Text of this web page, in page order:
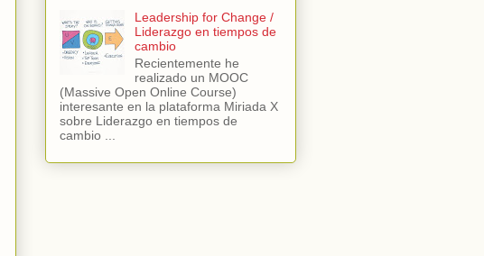
Leadership for Change /
Liderazgo en tiempos de
cambio
Recientemente he
realizado un MOOC
(Massive Open Online Course)
interesante en la plataforma Miriada X
sobre Liderazgo en tiempos de
cambio ...